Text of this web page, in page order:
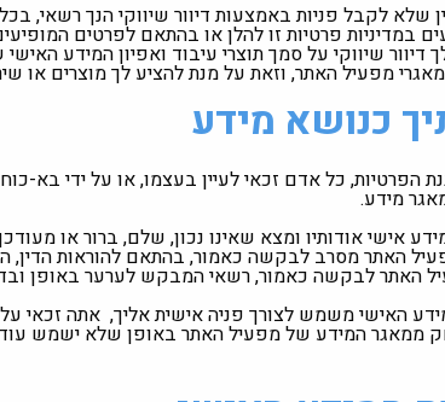
שלא לקבל פניות באמצעות דיוור שיווקי הנך רשאי,
במדיניות פרטיות זו להלן או בהתאם לפרטים
דיוור שיווקי על סמך תוצרי עיבוד ואפיון המידע
מפעיל האתר, וזאת על מנת להציע לך מוצרים או
כנושא מידע
הפרטיות, כל אדם זכאי לעיין בעצמו, או על ידי בא-
מידע.
אישי אודותיו ומצא שאינו נכון, שלם, ברור או
האתר מסרב לבקשה כאמור, בהתאם להוראות הדין,
האתר לבקשה כאמור, רשאי המבקש לערער באופן
האישי משמש לצורך פניה אישית אליך, אתה זכאי
ממאגר המידע של מפעיל האתר באופן שלא ישמש